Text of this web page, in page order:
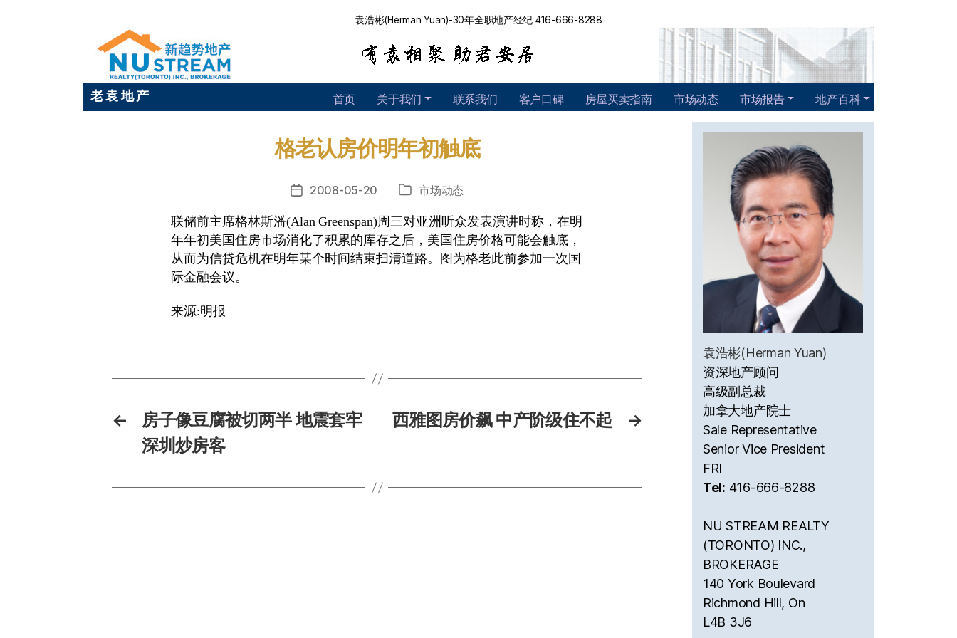
袁浩彬(Herman Yuan)-30年全职地产经纪 416-666-8288
老 袁 地 产 首页 关于我们 联系我们 客户口碑 房屋买卖指南 市场动态 市场报告 地产百科
格老认房价明年初触底
发
日
期
2008-05-20
分 市场动态
联储前主席格林斯潘(Alan Greenspan)周三对亚洲听众发表演讲时称，在明
年年初美国住房市场消化了积累的库存之后，美国住房价格可能会触底，
从而为信贷危机在明年某个时间结束扫清道路。图为格老此前参加一次国
际金融会议。
来源:明报
←
房子像豆腐被切两半 地震套牢
深圳炒房客
→
西雅图房价飙 中产阶级住不起
袁浩彬(Herman Yuan)
资深地产顾问
高级副总裁
加拿大地产院士
Sale Representative
Senior Vice President
FRI
Tel: 416-666-8288
NU STREAM REALTY
(TORONTO) INC.,
BROKERAGE
140 York Boulevard
Richmond Hill, On
L4B 3J6